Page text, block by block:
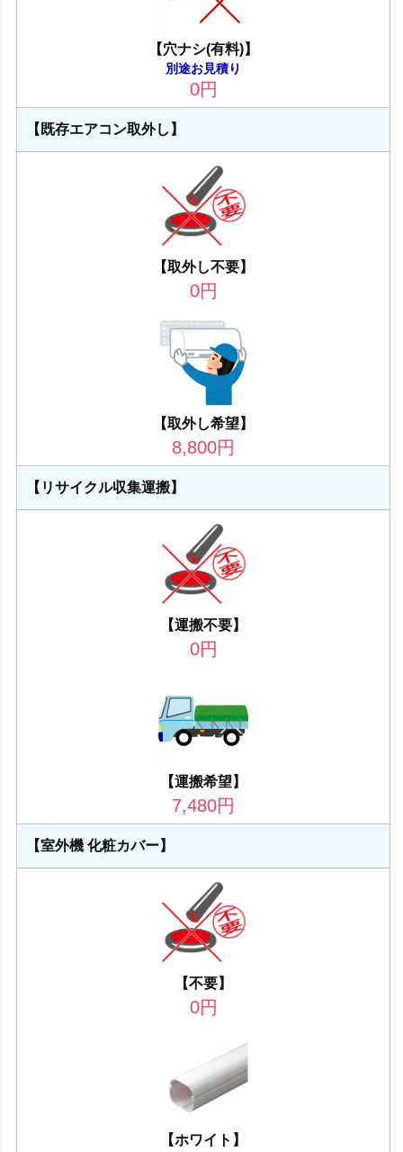
【穴ナシ(有料)】
別途お見積り
0円
【既存エアコン取外し】
【取外し不要】
0円
【取外し希望】
8,800円
【リサイクル収集運搬】
【運搬不要】
0円
【運搬希望】
7,480円
【室外機 化粧カバー】
【不要】
0円
【ホワイト】